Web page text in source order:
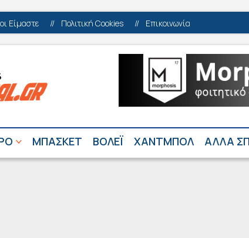
Είμαστε // Πολιτική Cookies // Επικοινωνία
ΜΠΑΣΚΕΤ ΒΟΛΕΪ ΧΑΝΤΜΠΟΛ ΑΛΛΑ